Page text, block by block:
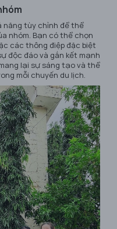
năng tùy chỉnh để thể
nhóm. Bạn có thể chọn
các thông điệp đặc biệt
độc đáo và gắn kết mạnh
lại sự sáng tạo và thể
mỗi chuyến du lịch.